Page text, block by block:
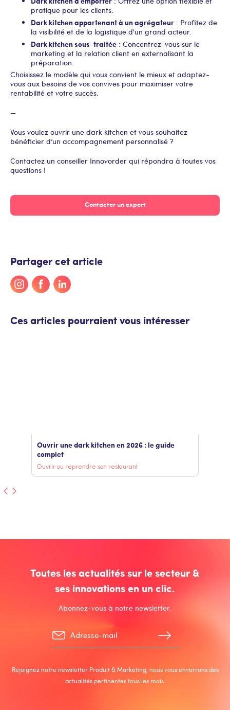
pratique pour les clients.
Dark kitchen appartenant à un agrégateur : Profitez de
la visibilité et de la logistique d'un grand acteur.
Dark kitchen sous-traitée : Concentrez-vous sur le
marketing et la relation client en externalisant la
préparation.
Choisissez le modèle qui vous convient le mieux et adaptez-
vous aux besoins de vos convives pour maximiser votre
rentabilité et votre succès.
—
Vous voulez ouvrir une dark kitchen et vous souhaitez
bénéficier d’un accompagnement personnalisé ?
Contactez un conseiller Innovorder qui répondra à toutes vos
questions !
Contacter un expert
Partager cet article
Ces articles pourraient vous intéresser
Ouvrir une dark kitchen en 2026 : le guide
complet
Ouvrir ou reprendre son restaurant
Toutes les actualités sur le secteur &
ses innovations en un clic.
Abonnez-vous à notre newsletter.
Rejoignez notre newsletter Produit & Marketing, nous vous enverrons des
actualités pertinentes tous les mois.